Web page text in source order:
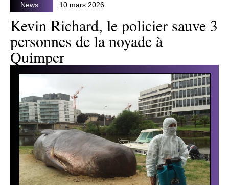
News 10 mars 2026
Kevin Richard, le policier sauve 3
personnes de la noyade à
Quimper